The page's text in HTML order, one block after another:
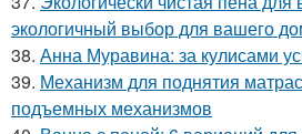
экологичный выбор для вашего
38. Анна Муравина: за кулисами
39. Механизм для поднятия
подъемных механизмов